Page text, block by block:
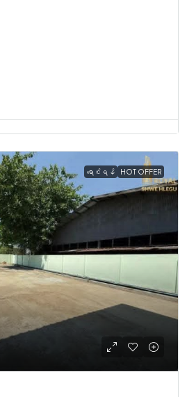
ရောင်းရန် HOT OFFER